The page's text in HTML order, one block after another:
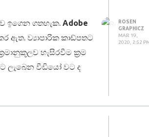
සමඟ Mockup
කරන්නේ කෙසේද
ලිපියද රැගෙන ඒමට
ඉගෙන ගතහැක. Adobe
ව්‍යාපාරික කාඩ්පතට
හැසිරවීම ක්‍රම
ලැබෙන වීඩියෝ වට ද
නිම වූ මෙම
ROSEN
GRAPHICZ
MAR 19,
2020, 2:52